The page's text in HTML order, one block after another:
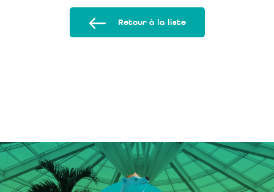
Retour à la liste